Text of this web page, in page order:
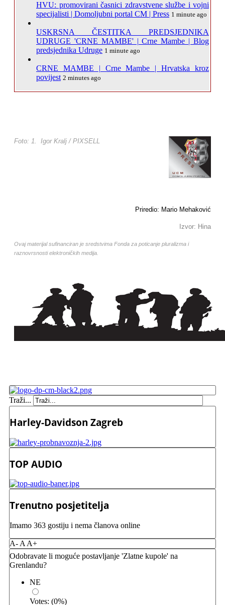
HVU: promovirani časnici zdravstvene službe i vojni
specijalisti | Domoljubni portal CM | Press 1 minute ago
USKRSNA ČESTITKA PREDSJEDNIKA
UDRUGE 'CRNE MAMBE' | Crne Mambe | Blog
predsjednika Udruge 1 minute ago
CRNE MAMBE | Crne Mambe | Hrvatska kroz
povijest 2 minutes ago
Foto: 1. Igor Kralj / PIXSELL
Priredio: Mario Mehaković
Izvor: Hina
Ovaj materijal sufinanciran je sredstvima Fonda za poticanje pluralizma i
raznovrsnosti elektroničkih medija.
Traži...
Harley-Davidson Zagreb
TOP AUDIO
Trenutno posjetitelja
Imamo 363 gostiju i nema članova online
A- A A+
Odobravate li moguće postavljanje 'Zlatne kupole' na
Grenlandu?
NE
Votes: (0%)